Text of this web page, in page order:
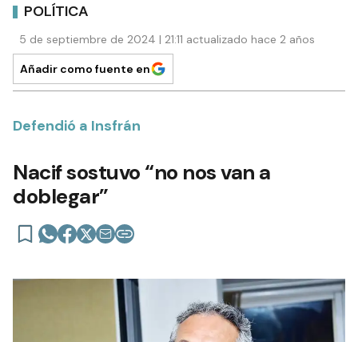
POLÍTICA
5 de septiembre de 2024 | 21:11 actualizado hace 2 años
Añadir como fuente en
Defendió a Insfrán
Nacif sostuvo “no nos van a
doblegar”